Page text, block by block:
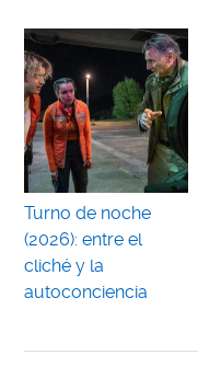
Turno de noche
(2026): entre el
cliché y la
autoconciencia